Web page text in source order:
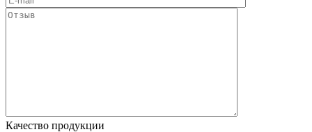
Качество продукции